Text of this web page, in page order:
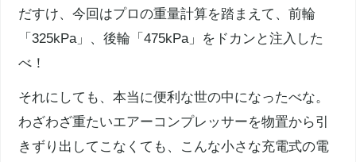
だすけ、今回はプロの重量計算を踏まえて、前輪
「325kPa」、後輪「475kPa」をドカンと注入した
べ！
それにしても、本当に便利な世の中になったべな。
わざわざ重たいエアーコンプレッサーを物置から引
きずり出してこなくても、こんな小さな充電式の電